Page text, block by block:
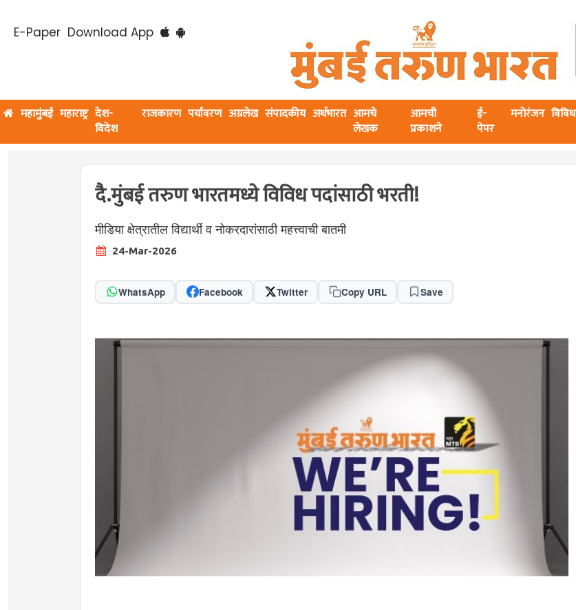
E-Paper Download App
महामुंबई महाराष्ट्र देश-
विदेश
राजकारण पर्यावरण अग्रलेख संपादकीय अर्थभारत आमचे
लेखक
आमची
प्रकाशने
ई-
पेपर
मनोरंजन विविध
दै.मुंबई तरुण भारतमध्ये विविध पदांसाठी भरती!
मीडिया क्षेत्रातील विद्यार्थी व नोकरदारांसाठी महत्त्वाची बातमी
24-Mar-2026
WhatsApp Facebook Twitter Copy URL Save